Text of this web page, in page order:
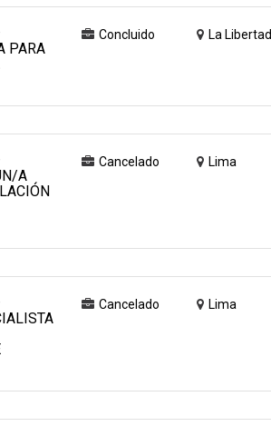
PARA
Concluido La Libertad
A
Cancelado Lima
Cancelado Lima